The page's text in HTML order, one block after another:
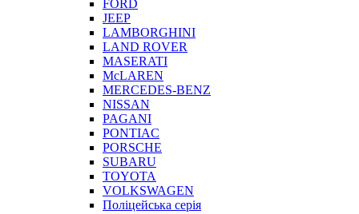
FORD
JEEP
LAMBORGHINI
LAND ROVER
MASERATI
McLAREN
MERCEDES-BENZ
NISSAN
PAGANI
PONTIAC
PORSCHE
SUBARU
TOYOTA
VOLKSWAGEN
Поліцейська серія